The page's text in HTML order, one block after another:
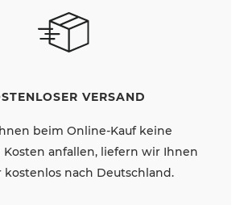
VERSAND
beim Online-Kauf keine
Kosten anfallen, liefern wir Ihnen
kostenlos nach Deutschland.